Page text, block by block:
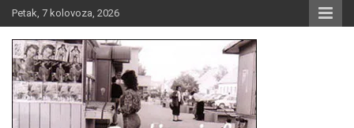
Skip
to
content
Petak, 7 kolovoza, 2026